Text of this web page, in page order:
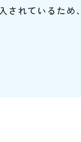
されているため